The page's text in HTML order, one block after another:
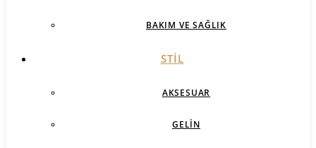
BAKIM VE SAĞLIK
STIL
AKSESUAR
GELIN